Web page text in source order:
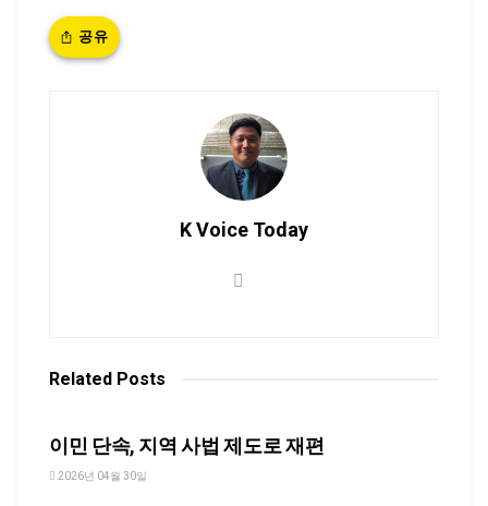
공유
K Voice Today
Related Posts
이민 단속, 지역 사법 제도로 재편
2026년 04월 30일